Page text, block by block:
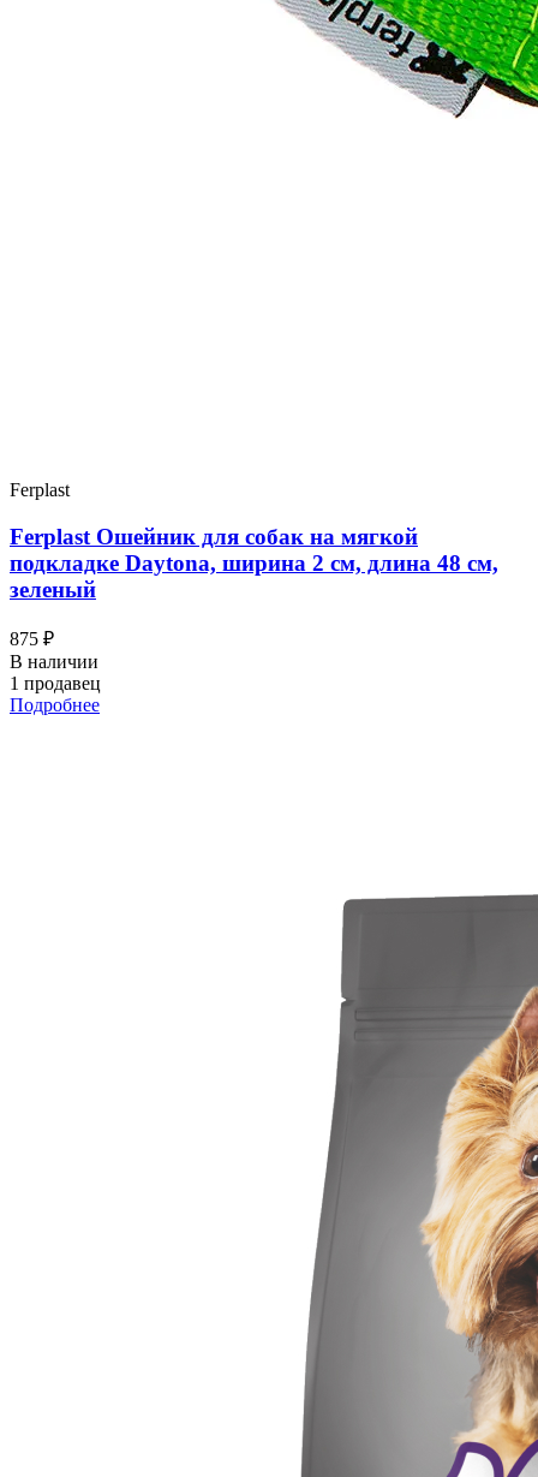
Ferplast
Ferplast Ошейник для собак на мягкой
подкладке Daytona, ширина 2 см, длина 48 см,
зеленый
875 ₽
В наличии
1 продавец
Подробнее